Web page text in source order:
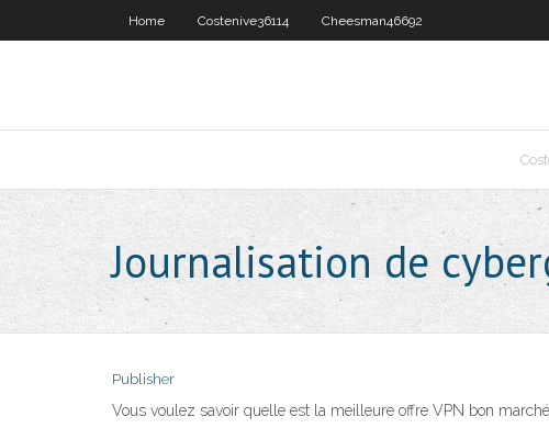
Home Costenive36114 Cheesman46692
Journalisation de
Publisher
Vous voulez savoir quelle est la meilleure offre VPN bon